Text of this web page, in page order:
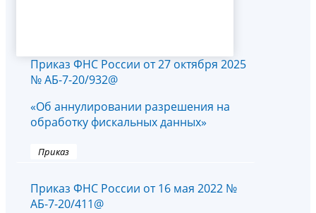
Приказ ФНС России от 27 октября 2025
№ АБ-7-20/932@
«Об аннулировании разрешения на
обработку фискальных данных»
Приказ
Приказ ФНС России от 16 мая 2022 №
АБ-7-20/411@